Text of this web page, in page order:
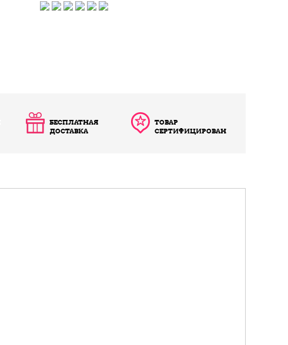
БЕСПЛАТНАЯ
ДОСТАВКА
ТОВАР
СЕРТИФИЦИРОВАН